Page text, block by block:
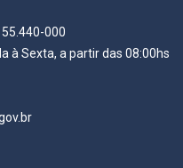
55.440-000
à Sexta, a partir das 08:00hs